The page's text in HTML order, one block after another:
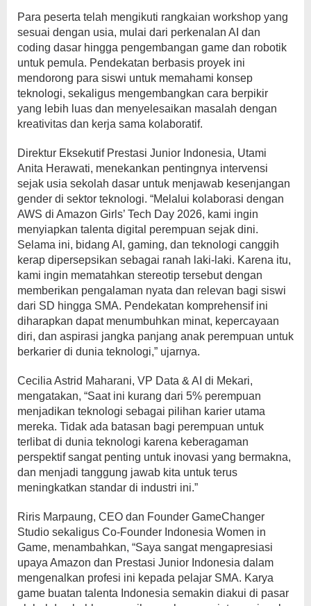
Para peserta telah mengikuti rangkaian workshop yang
sesuai dengan usia, mulai dari perkenalan AI dan
coding dasar hingga pengembangan game dan robotik
untuk pemula. Pendekatan berbasis proyek ini
mendorong para siswi untuk memahami konsep
teknologi, sekaligus mengembangkan cara berpikir
yang lebih luas dan menyelesaikan masalah dengan
kreativitas dan kerja sama kolaboratif.
Direktur Eksekutif Prestasi Junior Indonesia, Utami
Anita Herawati, menekankan pentingnya intervensi
sejak usia sekolah dasar untuk menjawab kesenjangan
gender di sektor teknologi. “Melalui kolaborasi dengan
AWS di Amazon Girls’ Tech Day 2026, kami ingin
menyiapkan talenta digital perempuan sejak dini.
Selama ini, bidang AI, gaming, dan teknologi canggih
kerap dipersepsikan sebagai ranah laki-laki. Karena itu,
kami ingin mematahkan stereotip tersebut dengan
memberikan pengalaman nyata dan relevan bagi siswi
dari SD hingga SMA. Pendekatan komprehensif ini
diharapkan dapat menumbuhkan minat, kepercayaan
diri, dan aspirasi jangka panjang anak perempuan untuk
berkarier di dunia teknologi,” ujarnya.
Cecilia Astrid Maharani, VP Data & AI di Mekari,
mengatakan, “Saat ini kurang dari 5% perempuan
menjadikan teknologi sebagai pilihan karier utama
mereka. Tidak ada batasan bagi perempuan untuk
terlibat di dunia teknologi karena keberagaman
perspektif sangat penting untuk inovasi yang bermakna,
dan menjadi tanggung jawab kita untuk terus
meningkatkan standar di industri ini.”
Riris Marpaung, CEO dan Founder GameChanger
Studio sekaligus Co-Founder Indonesia Women in
Game, menambahkan, “Saya sangat mengapresiasi
upaya Amazon dan Prestasi Junior Indonesia dalam
mengenalkan profesi ini kepada pelajar SMA. Karya
game buatan talenta Indonesia semakin diakui di pasar